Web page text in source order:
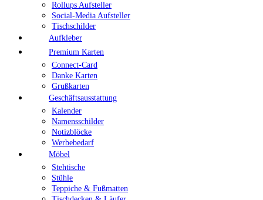
Rollups Aufsteller
Social-Media Aufsteller
Tischschilder
Aufkleber
Premium Karten
Connect-Card
Danke Karten
Grußkarten
Geschäftsausstattung
Kalender
Namensschilder
Notizblöcke
Werbebedarf
Möbel
Stehtische
Stühle
Teppiche & Fußmatten